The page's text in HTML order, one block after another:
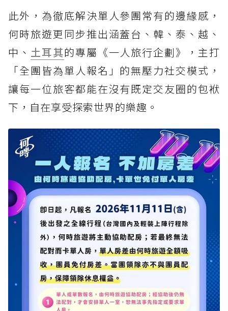
此外，為徹底解決單人參團常有的邊緣感，
何時旅遊更同步推出涵蓋台、韓、泰、越、
中、 土耳其的專屬《一人旅行企劃》，主打
「全團皆為單人報名」的無壓力社交模式，
讓每一位旅客都能在沒有既定交友圈的包袱
下，自在享受探索世界的樂趣。